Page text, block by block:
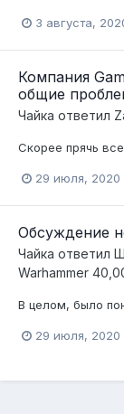
3 августа,
Компания
общие
Чайка ответил
Скорее прячь
29 июля, 2020
Обсуждение
Чайка ответил
Warhammer
В целом, было
29 июля, 2020